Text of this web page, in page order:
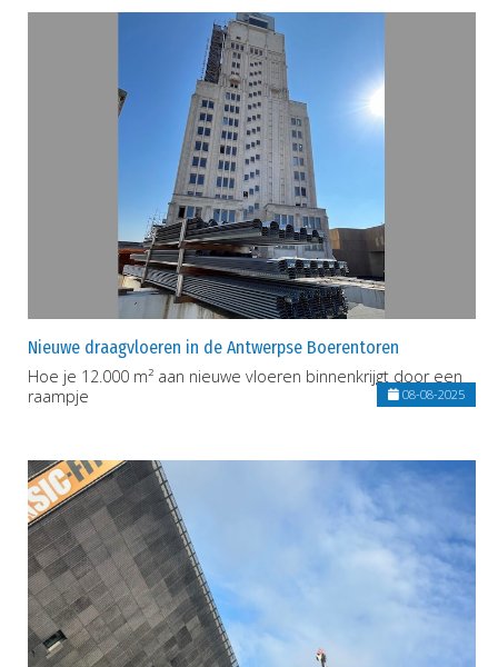
Nieuwe draagvloeren in de Antwerpse Boerentoren
Hoe je 12.000 m² aan nieuwe vloeren binnenkrijgt door een
raampje
08-08-2025